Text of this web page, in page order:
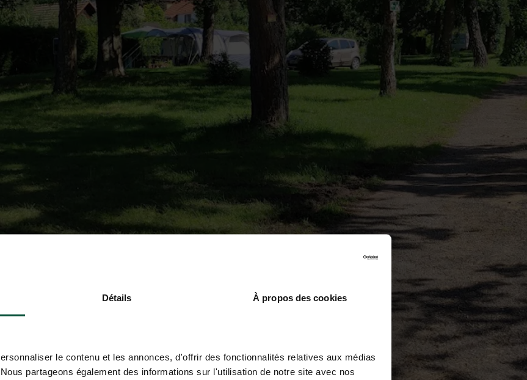
Détails À propos des cookies
le contenu et les annonces, d'offrir des fonctionnalités relatives aux médias
partageons également des informations sur l'utilisation de notre site avec nos